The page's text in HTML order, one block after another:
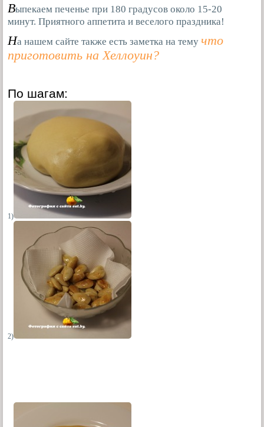
Выпекаем печенье при 180 градусов около 15-20
минут. Приятного аппетита и веселого праздника!
На нашем сайте также есть заметка на тему что
приготовить на Хеллоуин?
По шагам:
1)
2)